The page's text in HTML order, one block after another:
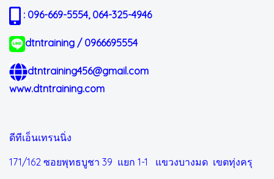
: 096-669-5554, 064-325-4946
dtntraining / 0966695554
dtntraining456@gmail.com
www.dtntraining.com
ดีทีเอ็นเทรนนิ่ง
171/162 ซอยพุทธบูชา 39 แยก 1-1 แขวงบางมด เขตทุ่งครุ